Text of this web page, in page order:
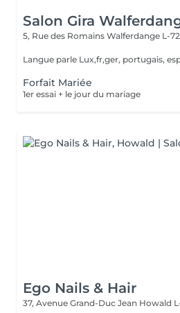
Salon Gira
5, Rue des Romains Walferdange L-
Langue parle Lux,fr,ger, portugais,
Forfait Mariée
1er essai + le jour du mariage
Ego Nails & Hair
37, Avenue Grand-Duc Jean Howald